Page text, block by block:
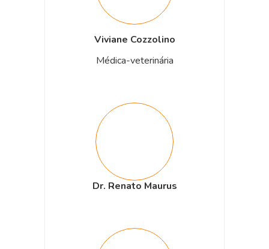
Viviane Cozzolino
Médica-veterinária
Dr. Renato Maurus